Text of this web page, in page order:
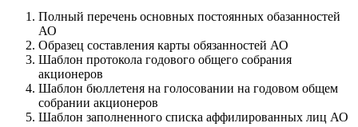
Полный перечень основных постоянных обазанностей
АО
Образец составления карты обязанностей АО
Шаблон протокола годового общего собрания
акционеров
Шаблон бюллетеня на голосовании на годовом общем
собрании акционеров
Шаблон заполненного списка аффилированных лиц АО